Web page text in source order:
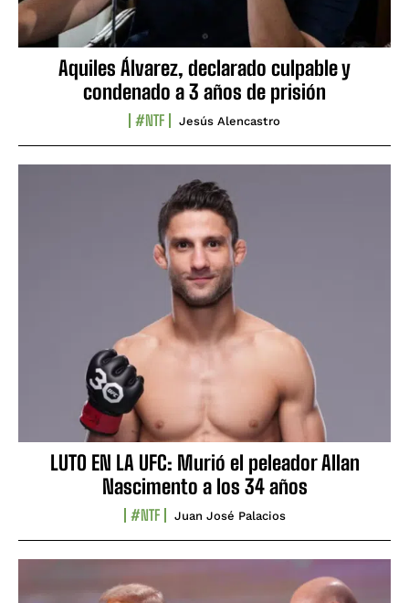
Aquiles Álvarez, declarado culpable y
condenado a 3 años de prisión
#NTF Jesús Alencastro
LUTO EN LA UFC: Murió el peleador Allan
Nascimento a los 34 años
#NTF Juan José Palacios